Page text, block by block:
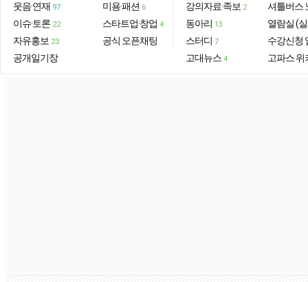
웃음·연재 97
이슈·토론 22
자유홍보 23
공개일기장
미용·패션 6
스타트업·창업 4
공식 오픈채팅
강의자료·족보 2
동아리 13
스터디 7
고대뉴스 4
셔틀버스
열람실 (
수강신청
고파스 위